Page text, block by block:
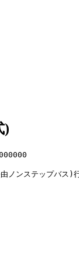
)
ノンステップバス)